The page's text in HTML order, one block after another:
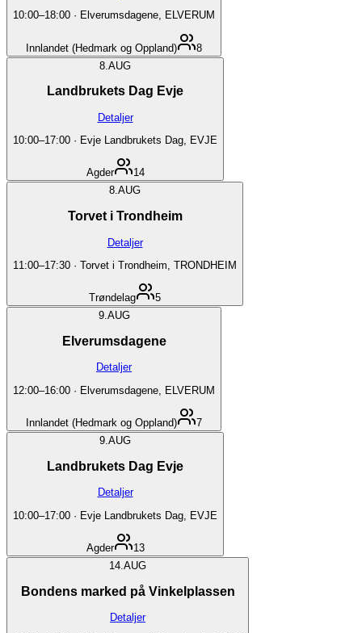
10:00–18:00 · Elverumsdagene, ELVERUM
Innlandet (Hedmark og Oppland)
8
8. AUG
Landbrukets Dag Evje
Detaljer
10:00–17:00 · Evje Landbrukets Dag, EVJE
Agder
14
8.AUG
Torvet i Trondheim
Detaljer
11:00–17:30 · Torvet i Trondheim, TRONDHEIM
Trøndelag
5
9.AUG
Elverumsdagene
Detaljer
12:00–16:00 · Elverumsdagene, ELVERUM
Innlandet (Hedmark og Oppland)
7
9.AUG
Landbrukets Dag Evje
Detaljer
10:00–17:00 · Evje Landbrukets Dag, EVJE
Agder
13
14. AUG
Bondens marked på Vinkelplassen
Detaljer